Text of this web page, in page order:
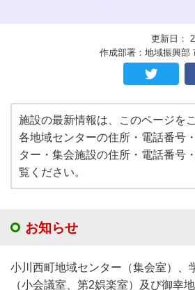
更新日：
作成部署：地域振興部
施設の最新情報は、このページを
各地域センターの住所・電話番号
ター・集会施設の住所・電話番号
覧ください。
お知らせ
小川西町地域センター（集会室）、
（小会議室、第2娯楽室）及び御幸